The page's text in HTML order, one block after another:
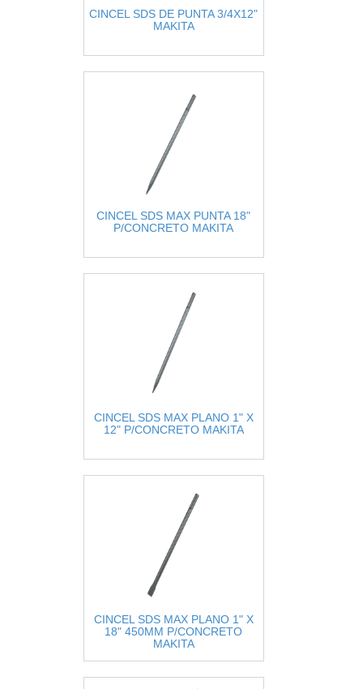
CINCEL SDS DE PUNTA 3/4X12"
MAKITA
CINCEL SDS MAX PUNTA 18"
P/CONCRETO MAKITA
CINCEL SDS MAX PLANO 1" X
12" P/CONCRETO MAKITA
CINCEL SDS MAX PLANO 1" X
18" 450MM P/CONCRETO
MAKITA